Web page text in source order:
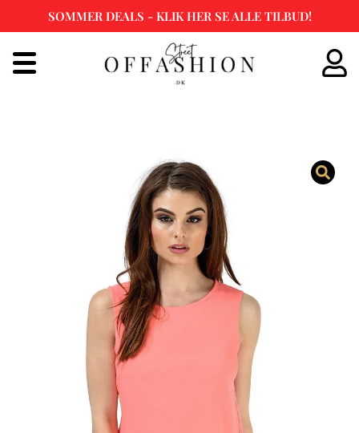
til
SOMMER DEALS - KLIK HER SE ALLE TILBUD!